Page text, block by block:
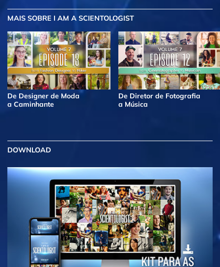
MAIS SOBRE I AM A SCIENTOLOGIST
De Designer de Moda
a Caminhante
De Diretor de Fotografia
a Música
DOWNLOAD